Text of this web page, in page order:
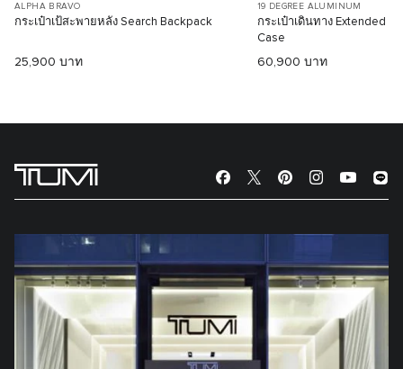
ALPHA BRAVO
กระเป๋าเป้สะพายหลัง Search Backpack
25,900 บาท
19 DEGREE ALUMINUM
กระเป๋าเดินทาง Extended
Case
60,900 บาท